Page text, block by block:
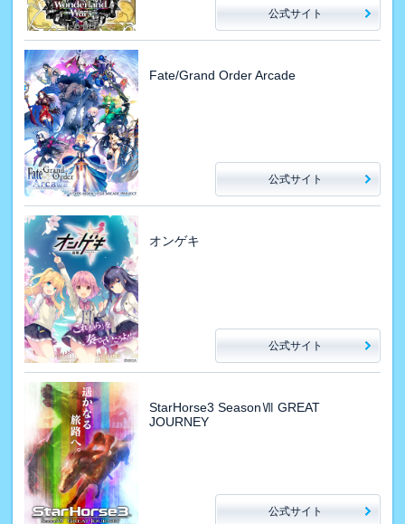
公式サイト
Fate/Grand Order Arcade
公式サイト
オンゲキ
公式サイト
StarHorse3 SeasonⅦ GREAT
JOURNEY
公式サイト